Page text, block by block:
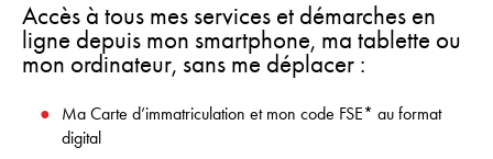
Accès à tous mes services et démarches en
ligne depuis mon smartphone, ma tablette ou
mon ordinateur, sans me déplacer :
Ma Carte d’immatriculation et mon code FSE* au format
digital